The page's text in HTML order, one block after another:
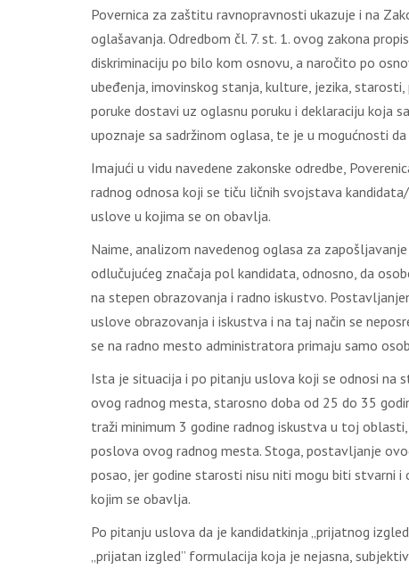
Povernica za zaštitu ravnopravnosti ukazuje i na
oglašavanja. Odredbom čl. 7. st. 1. ovog zakona
diskriminaciju po bilo kom osnovu, a naročito po
ubeđenja, imovinskog stanja, kulture, jezika,
poruke dostavi uz oglasnu poruku i deklaraciju koja
upoznaje sa sadržinom oglasa, te je u mogućnosti
Imajući u vidu navedene zakonske odredbe,
radnog odnosa koji se tiču ličnih svojstava
uslove u kojima se on obavlja.
Naime, analizom navedenog oglasa za
odlučujućeg značaja pol kandidata, odnosno, da
na stepen obrazovanja i radno iskustvo.
uslove obrazovanja i iskustva i na taj način se
se na radno mesto administratora primaju samo
Ista je situacija i po pitanju uslova koji se odnosi na
ovog radnog mesta, starosno doba od 25 do 35
traži minimum 3 godine radnog iskustva u toj
poslova ovog radnog mesta. Stoga, postavljanje
posao, jer godine starosti nisu niti mogu biti stvarni
kojim se obavlja.
Po pitanju uslova da je kandidatkinja „prijatnog
„prijatan izgled” formulacija koja je nejasna,